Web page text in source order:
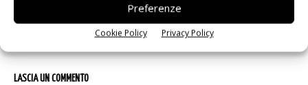
Preferenze
Cookie Policy Privacy Policy
LASCIA UN COMMENTO